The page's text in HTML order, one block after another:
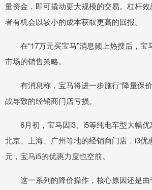
量资金，即可撬动更大规模的交易。杠杆
者有机会以较小的成本获取更高的回报。
在“17万元买宝马”消息频上热搜后，宝
市场的销售策略。
有消息称，宝马将进一步施行“降量保价
战导致的经销商门店亏损。
6月初，宝马因i3、i5等纯电车型大幅优
北京、上海、广州等地的经销商门店，i3优
元，宝马i5的优惠力度也空前。
这一系列的降价操作，核心原因还是由